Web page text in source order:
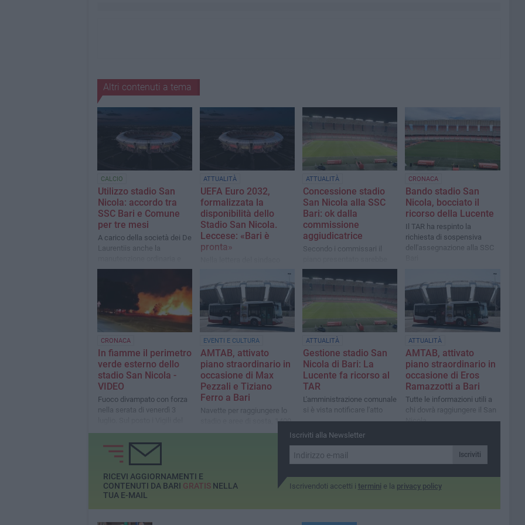
Altri contenuti a tema
CALCIO
Utilizzo stadio San
Nicola: accordo tra
SSC Bari e Comune
per tre mesi
A carico della società dei De
Laurentiis anche la
straordinaria del manto
ATTUALITÀ
UEFA Euro 2032,
formalizzata la
disponibilità dello
Stadio San Nicola.
Leccese: «Bari è
pronta»
individuare un percorso
sostenibile sotto il profilo
economico
ATTUALITÀ
Concessione stadio
San Nicola alla SSC
Bari: ok dalla
commissione
aggiudicatrice
Secondo i commissari il
idoneo
CRONACA
Bando stadio San
Nicola, bocciato il
ricorso della Lucente
Il TAR ha respinto la
richiesta di sospensiva
dell'assegnazione alla SSC
CRONACA
In fiamme il perimetro
verde esterno dello
stadio San Nicola -
VIDEO
Fuoco divampato con forza
nella serata di venerdì 3
Fuoco
EVENTI E CULTURA
AMTAB, attivato
piano straordinario in
occasione di Max
Pezzali e Tiziano
Ferro a Bari
Navette per raggiungere lo
stadio e aree di sosta, 1400
posti auto nel Polipark
ATTUALITÀ
Gestione stadio San
Nicola di Bari: La
Lucente fa ricorso al
TAR
L'amministrazione comunale
si è vista notificare l'atto
ATTUALITÀ
AMTAB, attivato
piano straordinario in
occasione di Eros
Ramazzotti a Bari
Tutte le informazioni utili a
chi dovrà raggiungere il San
Nicola
Iscriviti alla Newsletter
Iscriviti
Iscrivendoti accetti i termini e la privacy policy
RICEVI AGGIORNAMENTI E
CONTENUTI DA BARI GRATISNELLA
TUA E-MAIL